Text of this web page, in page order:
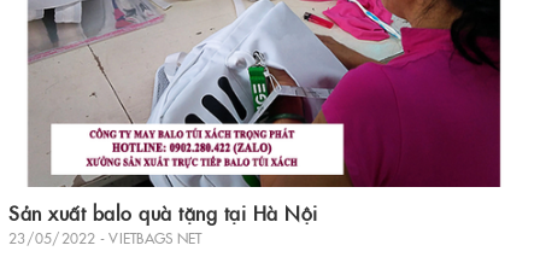
Sản xuất balo quà tặng tại Hà Nội
23/05/2022 - VIETBAGS NET